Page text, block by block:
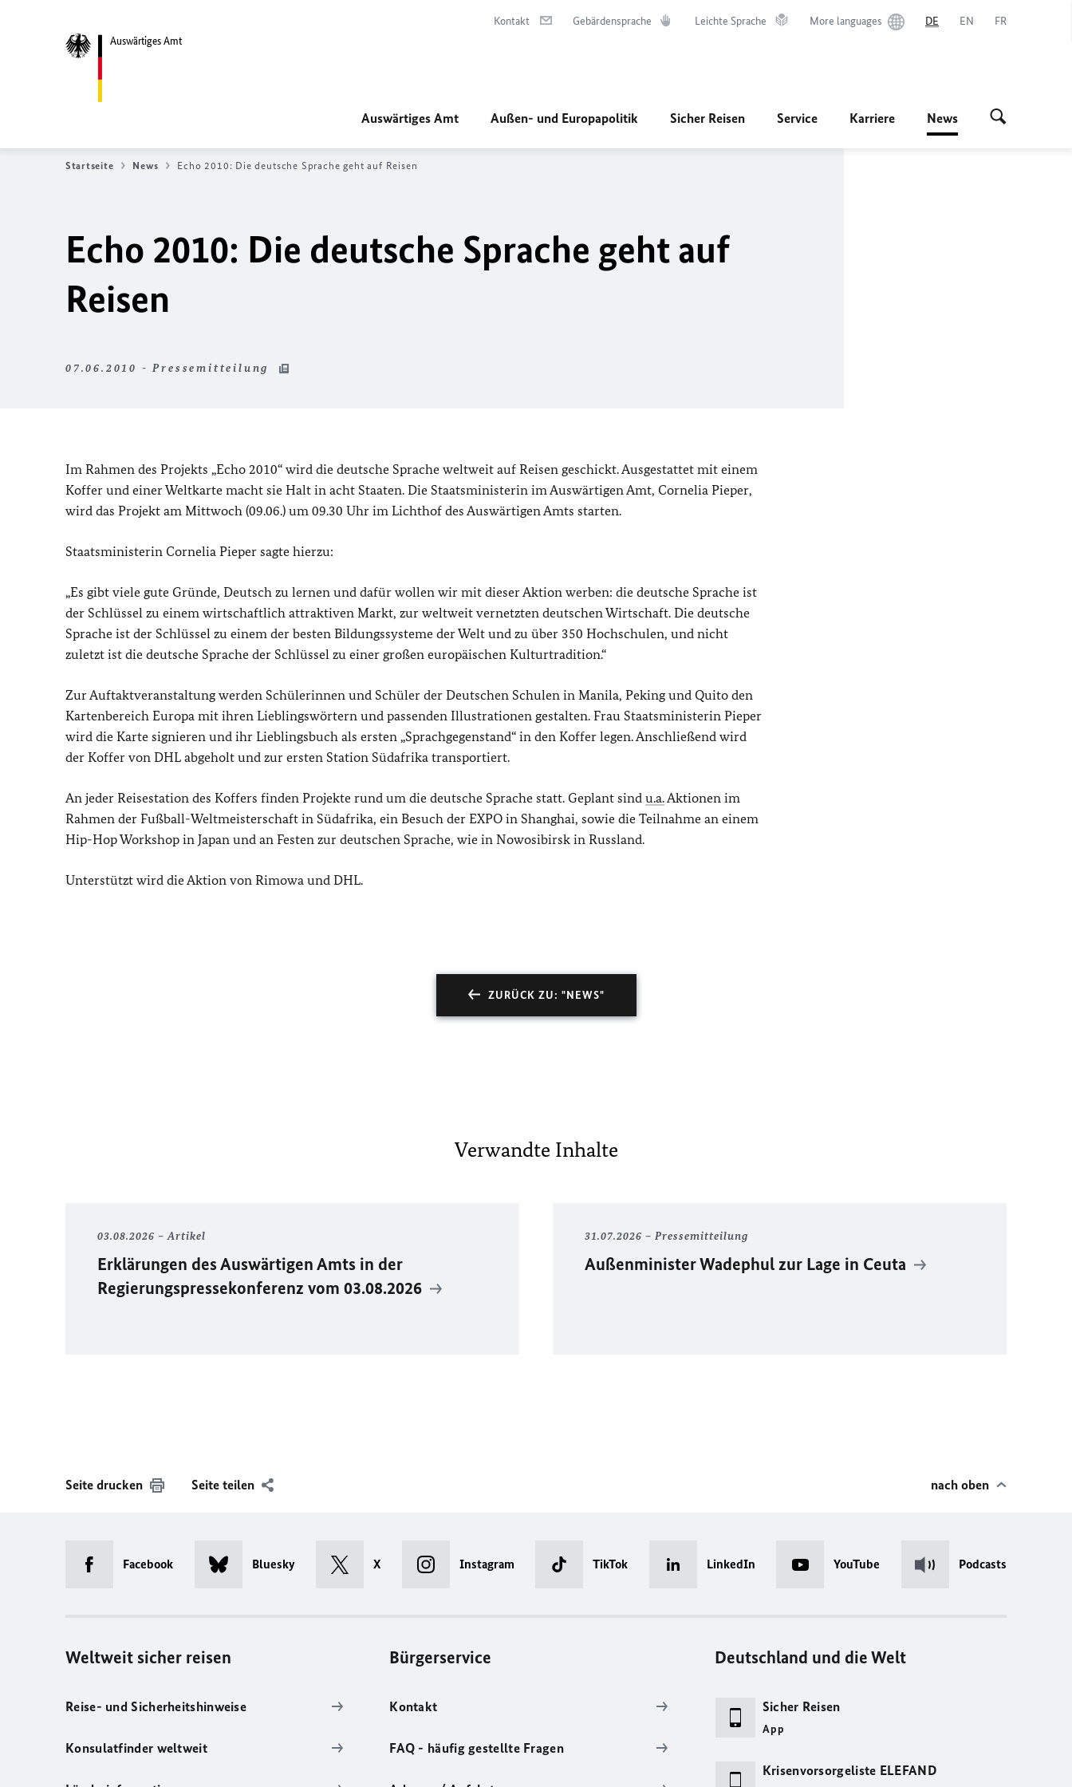
Auswärtiges Amt
Kontakt Gebärdensprache Leichte Sprache More languages DE EN FR
Auswärtiges Amt Außen- und Europapolitik Sicher Reisen Service Karriere News
Startseite News Echo 2010: Die deutsche Sprache geht auf Reisen
Echo 2010: Die deutsche Sprache geht auf
Reisen
07.06.2010 - Pressemitteilung
Im Rahmen des Projekts „Echo 2010“ wird die deutsche Sprache weltweit auf Reisen geschickt. Ausgestattet mit einem
Koffer und einer Weltkarte macht sie Halt in acht Staaten. Die Staatsministerin im Auswärtigen Amt, Cornelia Pieper,
wird das Projekt am Mittwoch (09.06.) um 09.30 Uhr im Lichthof des Auswärtigen Amts starten.
Staatsministerin Cornelia Pieper sagte hierzu:
„Es gibt viele gute Gründe, Deutsch zu lernen und dafür wollen wir mit dieser Aktion werben: die deutsche Sprache ist
der Schlüssel zu einem wirtschaftlich attraktiven Markt, zur weltweit vernetzten deutschen Wirtschaft. Die deutsche
Sprache ist der Schlüssel zu einem der besten Bildungssysteme der Welt und zu über 350 Hochschulen, und nicht
zuletzt ist die deutsche Sprache der Schlüssel zu einer großen europäischen Kulturtradition.“
Zur Auftaktveranstaltung werden Schülerinnen und Schüler der Deutschen Schulen in Manila, Peking und Quito den
Kartenbereich Europa mit ihren Lieblingswörtern und passenden Illustrationen gestalten. Frau Staatsministerin Pieper
wird die Karte signieren und ihr Lieblingsbuch als ersten „Sprachgegenstand“ in den Koffer legen. Anschließend wird
der Koffer von DHL abgeholt und zur ersten Station Südafrika transportiert.
An jeder Reisestation des Koffers finden Projekte rund um die deutsche Sprache statt. Geplant sind u.a.Aktionen im
Rahmen der Fußball-Weltmeisterschaft in Südafrika, ein Besuch der EXPO in Shanghai, sowie die Teilnahme an einem
Hip-Hop Workshop in Japan und an Festen zur deutschen Sprache, wie in Nowosibirsk in Russland.
Unterstützt wird die Aktion von Rimowa und DHL.
ZURÜCK ZU: "NEWS"
Verwandte Inhalte
03.08.2026 Artikel
Erklärungen des Auswärtigen Amts in der
Regierungspressekonferenz vom 03.08.2026
31.07.2026 Pressemitteilung
Außenminister Wadephul zur Lage in Ceuta
Seite drucken Seite teilen nach oben
Facebook Bluesky X Instagram TikTok LinkedIn YouTube Podcasts
Weltweit sicher reisen
Reise- und Sicherheitshinweise
Konsulatfinder weltweit
Bürgerservice
Kontakt
FAQ - häufig gestellte Fragen
Deutschland und die Welt
Sicher Reisen
App
Krisenvorsorgeliste ELEFAND